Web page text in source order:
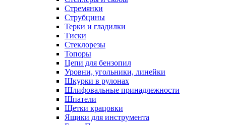
Стремянки
Струбцины
Терки и гладилки
Тиски
Стеклорезы
Топоры
Цепи для бензопил
Уровни, угольники, линейки
Шкурки в рулонах
Шлифовальные принадлежности
Шпатели
Щетки крацовки
Ящики для инструмента